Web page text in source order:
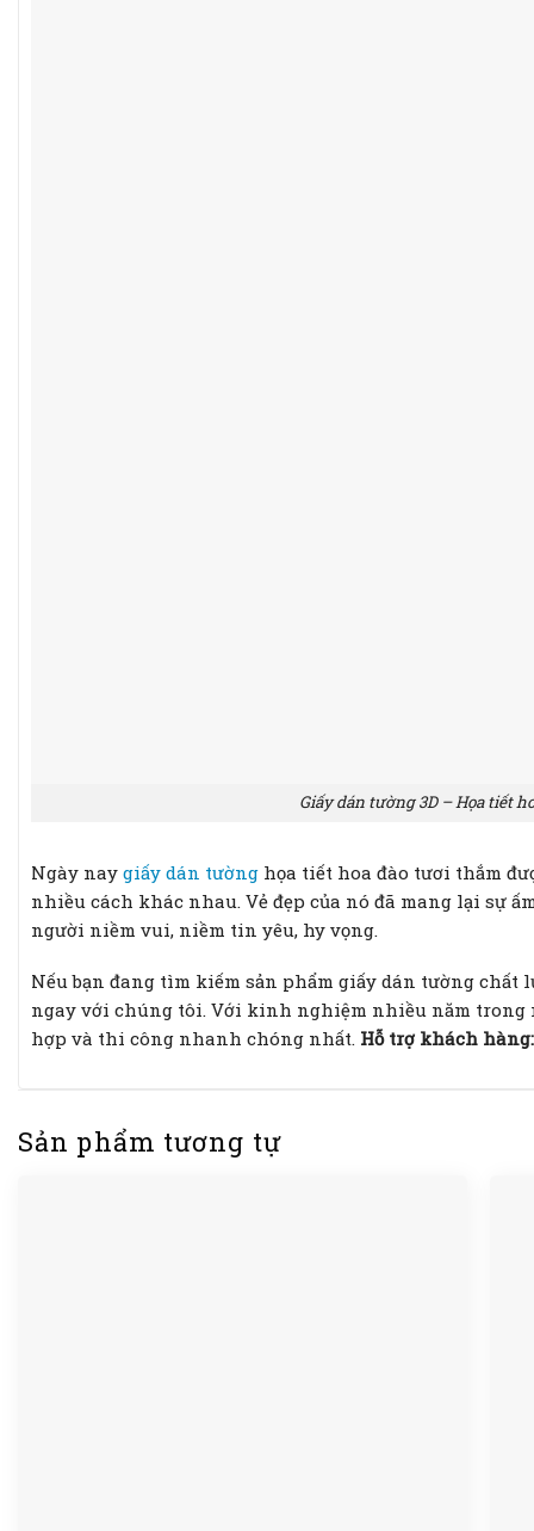
Giấy dán tường 3D – Họa tiết
Ngày nay giấy dán tường họa tiết hoa đào tươi thắm
nhiều cách khác nhau. Vẻ đẹp của nó đã mang lại sự
người niềm vui, niềm tin yêu, hy vọng.
Nếu bạn đang tìm kiếm sản phẩm giấy dán tường
ngay với chúng tôi. Với kinh nghiệm nhiều năm trong
hợp và thi công nhanh chóng nhất. Hỗ trợ khách hàng:
Sản phẩm tương tự